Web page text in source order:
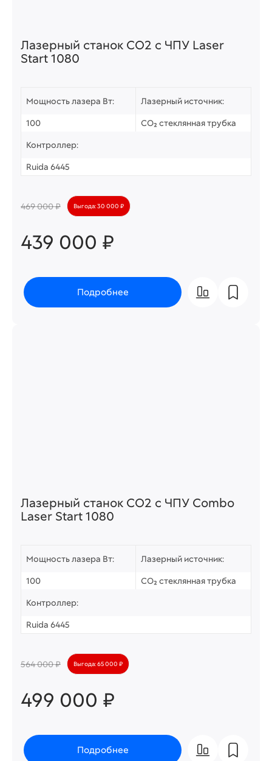
Лазерный станок СО2 c ЧПУ Laser
Start 1080
Мощность лазера Вт:
100
Лазерный источник:
CO₂ стеклянная трубка
Контроллер:
Ruida 6445
469 000 ₽ Выгода: 30 000 ₽
439 000 ₽
Подробнее
Лазерный станок СО2 c ЧПУ Combo
Laser Start 1080
Мощность лазера Вт:
100
Лазерный источник:
CO₂ стеклянная трубка
Контроллер:
Ruida 6445
564 000 ₽ Выгода: 65 000 ₽
499 000 ₽
Подробнее